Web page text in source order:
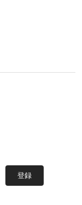
登録